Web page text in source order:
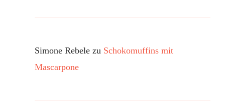
Simone Rebele zu Schokomuffins mit
Mascarpone